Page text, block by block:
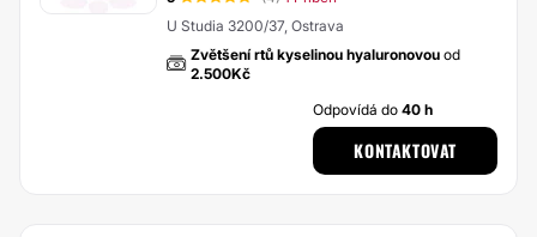
U Studia 3200/37, Ostrava
Zvětšení rtů kyselinou hyaluronovou od
2.500Kč
Odpovídá do40 h
KONTAKTOVAT